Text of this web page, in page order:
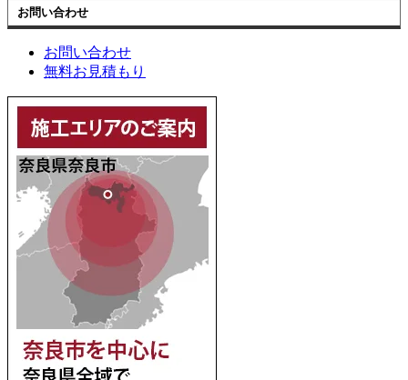
お問い合わせ
お問い合わせ
無料お見積もり